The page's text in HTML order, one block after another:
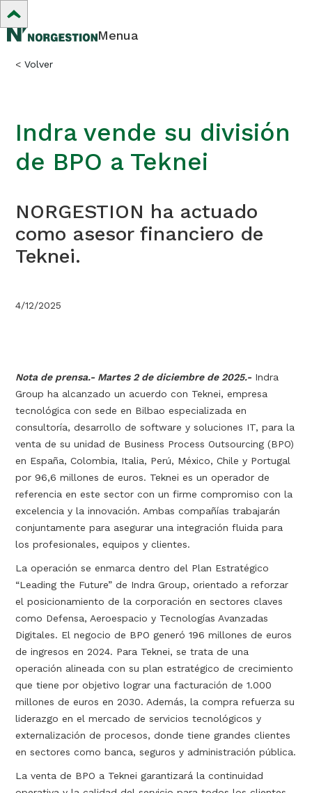
Menua
< Volver
Indra vende su división
de BPO a Teknei
NORGESTION ha actuado
como asesor financiero de
Teknei.
4/12/2025
Nota de prensa.- Martes 2 de diciembre de 2025.- Indra
Group ha alcanzado un acuerdo con Teknei, empresa
tecnológica con sede en Bilbao especializada en
consultoría, desarrollo de software y soluciones IT, para la
venta de su unidad de Business Process Outsourcing (BPO)
en España, Colombia, Italia, Perú, México, Chile y Portugal
por 96,6 millones de euros. Teknei es un operador de
referencia en este sector con un firme compromiso con la
excelencia y la innovación. Ambas compañías trabajarán
conjuntamente para asegurar una integración fluida para
los profesionales, equipos y clientes.
La operación se enmarca dentro del Plan Estratégico
“Leading the Future” de Indra Group, orientado a reforzar
el posicionamiento de la corporación en sectores claves
como Defensa, Aeroespacio y Tecnologías Avanzadas
Digitales. El negocio de BPO generó 196 millones de euros
de ingresos en 2024. Para Teknei, se trata de una
operación alineada con su plan estratégico de crecimiento
que tiene por objetivo lograr una facturación de 1.000
millones de euros en 2030. Además, la compra refuerza su
liderazgo en el mercado de servicios tecnológicos y
externalización de procesos, donde tiene grandes clientes
en sectores como banca, seguros y administración pública.
La venta de BPO a Teknei garantizará la continuidad